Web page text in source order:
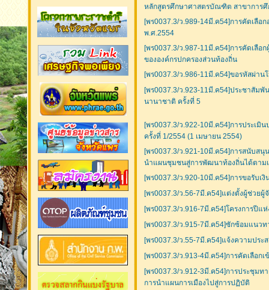
หลักสูตรศึกษาศาสตรบัณฑิต สาขาการ
[พร0037.3/ว.989-14มี.ค54]การคัดเลือ
พ.ศ.2554
[พร0037.3/ว.987-11มี.ค54]การคัดเลื
ขององค์กรปกครองส่วนท้องถิ่น
[พร0037.3/ว.986-11มี.ค54]ขอรหัสผ่า
[พร0037.3/ว.923-11มี.ค54]ประชาสัม
นานาชาติ ครั้งที่ 5
[พร0037.3/ว.922-10มี.ค54]การประเ
ครั้งที่ 1/2554 (1 เมษายน 2554)
[พร0037.3/ว.921-10มี.ค54]การสนับส
นำแผนชุมชนสู่การพัฒนาท้องถิ่นได้ตา
[พร0037.3/ว.920-10มี.ค54]การขอรับ
[พร0037.3/ว.56-7มี.ค54]แต่งตั้งผู้ช่วย
[พร0037.3/ว.916-7มี.ค54]โครงการปีแ
[พร0037.3/ว.915-7มี.ค54]ซักซ้อมแนวท
[พร0037.3/ว.55-7มี.ค54]แจ้งความปร
[พร0037.3/ว.913-4มี.ค54]การคัดเลือก
[พร0037.3/ว.912-3มี.ค54]การประชุม
การนำแผนการเมืองไปสู่การปฏิบัติ